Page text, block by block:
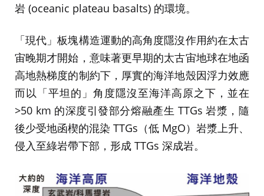
岩 (oceanic plateau basalts) 的環境。
「現代」板塊構造運動的高角度隱沒作用約在太古
宙晚期才開始，意味著更早期的太古宙地球在地函
高地熱梯度的制約下，厚實的海洋地殼因浮力效應
而以「平坦的」角度隱沒至海洋高原之下，並在
>50 km 的深度引發部分熔融產生 TTGs 岩漿，隨
後少受地函楔的混染 TTGs（低 MgO）岩漿上升、
侵入至綠岩帶下部，形成 TTGs 深成岩。